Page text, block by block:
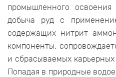
промышленного
добыча руд с
содержащих нитрит
компоненты,
и сбрасываемых
Попадая в природные